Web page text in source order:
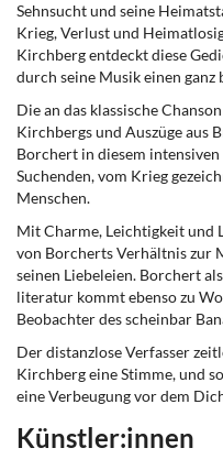
Sehnsucht und seine
Krieg, Verlust und
Kirchberg entdeckt diese
durch seine Musik einen ganz
Die an das klassische
Kirchbergs und Auszüge aus
Borchert in diesem
Suchenden, vom Krieg
Menschen.
Mit Charme, Leichtigkeit und
von Borcherts Verhältnis zur
seinen Liebeleien. Borchert
literatur kommt ebenso zu
Beobachter des scheinbar
Der distanzlose Verfasser
Kirchberg eine Stimme, und so
eine Verbeugung vor dem
Künstler:innen